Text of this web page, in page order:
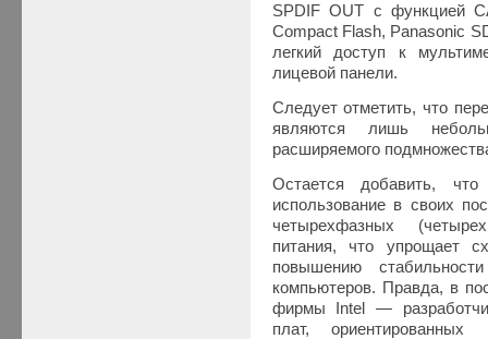
SPDIF OUT с функцией
Compact Flash, Panasonic
легкий доступ к
лицевой панели.
Следует отметить, что
являются лишь
расширяемого
Остается добавить,
использование в своих
четырехфазных
питания, что упрощает
повышению
компьютеров. Правда, в
фирмы Intel —
плат,